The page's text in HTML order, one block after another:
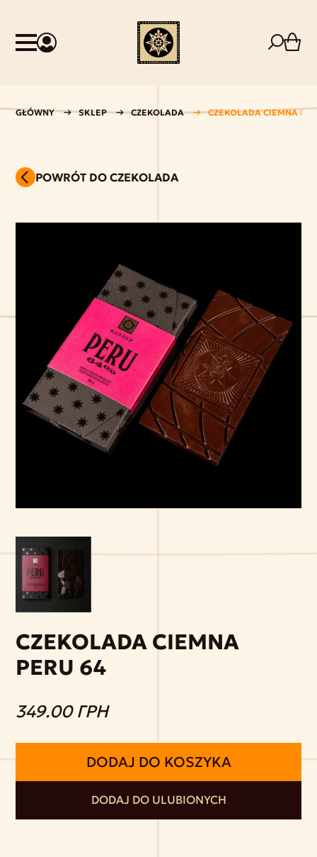
GŁÓWNY SKLEP CZEKOLADA CZEKOLADA CIEMNA
POWRÓT DO CZEKOLADA
CZEKOLADA CIEMNA
PERU 64
349.00 ГРН
DODAJ DO KOSZYKA
DODAJ DO ULUBIONYCH